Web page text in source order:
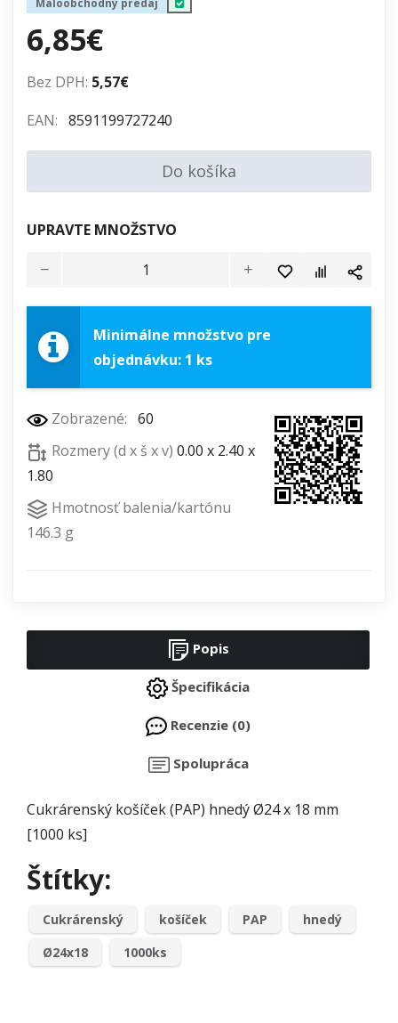
Maloobchodný predaj
6,85€
Bez DPH: 5,57€
EAN: 8591199727240
Do košíka
UPRAVTE MNOŽSTVO
Minimálne množstvo pre
objednávku: 1 ks
Zobrazené: 60
Rozmery (d x š x v) 0.00 x 2.40 x
1.80
Hmotnosť balenia/kartónu
146.3 g
Popis
Špecifikácia
Recenzie (0)
Spolupráca
Cukrárenský košíček (PAP) hnedý Ø24 x 18 mm
[1000 ks]
Štítky:
Cukrárenský košíček PAP
hnedý
Ø24x18
1000ks